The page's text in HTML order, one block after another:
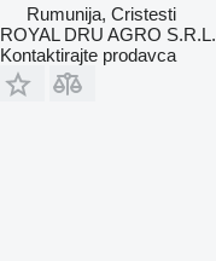
Rumunija, Cristesti
ROYAL DRU AGRO S.R.L.
Kontaktirajte prodavca